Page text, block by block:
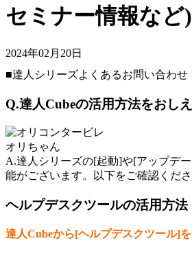
セミナー情報など)
2024年02月20日
■達人シリーズよくあるお問い合わせ
Q.達人Cubeの活用方法をおし
オリちゃん
A.達人シリーズの[起動]や[アップデ
能がございます。以下をご確認くださ
ヘルプデスクツールの活用方法
達人Cubeから[ヘルプデスクツール]を